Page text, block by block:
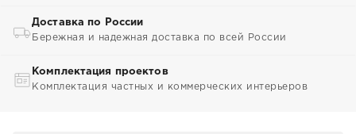
Доставка по России
Бережная и надежная доставка по всей России
Комплектация проектов
Комплектация частных и коммерческих интерьеров